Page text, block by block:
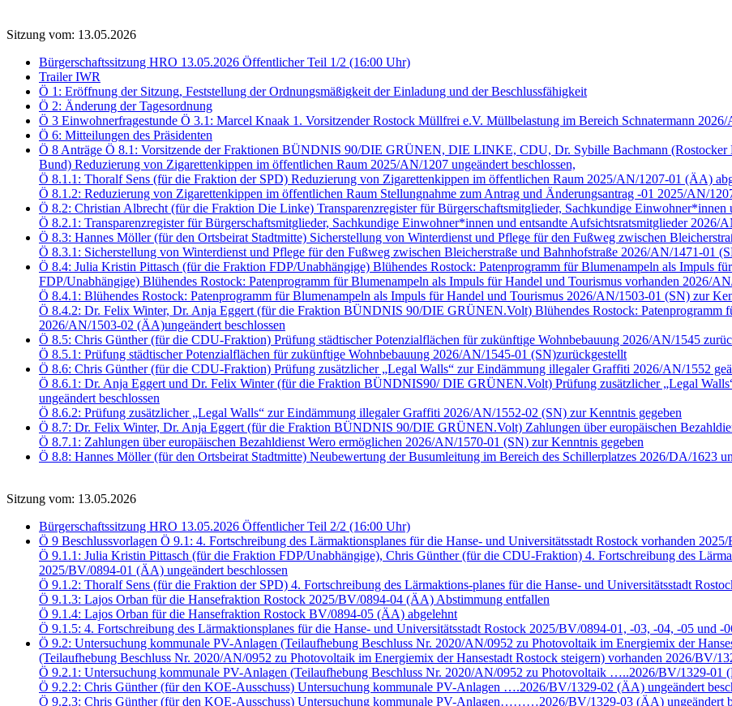
Sitzung vom: 13.05.2026
Bürgerschaftssitzung HRO 13.05.2026 Öffentlicher Teil 1/2 (16:00 Uhr)
Trailer IWR
Ö 1: Eröffnung der Sitzung, Feststellung der Ordnungsmäßigkeit der Einladung und der Beschlussfähigkeit
Ö 2: Änderung der Tagesordnung
Ö 3 Einwohnerfragestunde Ö 3.1: Marcel Knaak 1. Vorsitzender Rostock Müllfrei e.V. Müllbelastung im Bereich Schnatermann
Ö 6: Mitteilungen des Präsidenten
Ö 8 Anträge Ö 8.1: Vorsitzende der Fraktionen BÜNDNIS 90/DIE GRÜNEN, DIE LINKE, CDU, Dr. Sybille Bachmann (Rostocker
Bund) Reduzierung von Zigarettenkippen im öffentlichen Raum 2025/AN/1207 ungeändert beschlossen,
Ö 8.1.1: Thoralf Sens (für die Fraktion der SPD) Reduzierung von Zigarettenkippen im öffentlichen Raum 2025/AN/1207-01 (ÄA)
Ö 8.1.2: Reduzierung von Zigarettenkippen im öffentlichen Raum Stellungnahme zum Antrag und Änderungsantrag -01 2025/AN/
Ö 8.2: Christian Albrecht (für die Fraktion Die Linke) Transparenzregister für Bürgerschaftsmitglieder, Sachkundige
Ö 8.2.1: Transparenzregister für Bürgerschaftsmitglieder, Sachkundige Einwohner*innen und entsandte Aufsichtsratsmitglieder 2026/
Ö 8.3: Hannes Möller (für den Ortsbeirat Stadtmitte) Sicherstellung von Winterdienst und Pflege für den Fußweg zwischen
Ö 8.3.1: Sicherstellung von Winterdienst und Pflege für den Fußweg zwischen Bleicherstraße und Bahnhofstraße 2026/AN/1471-01
Ö 8.4: Julia Kristin Pittasch (für die Fraktion FDP/Unabhängige) Blühendes Rostock: Patenprogramm für Blumenampeln als Impuls
FDP/Unabhängige) Blühendes Rostock: Patenprogramm für Blumenampeln als Impuls für Handel und Tourismus vorhanden 2026/
Ö 8.4.1: Blühendes Rostock: Patenprogramm für Blumenampeln als Impuls für Handel und Tourismus 2026/AN/1503-01 (SN) zur
Ö 8.4.2: Dr. Felix Winter, Dr. Anja Eggert (für die Fraktion BÜNDNIS 90/DIE GRÜNEN.Volt) Blühendes Rostock: Patenprogramm
2026/AN/1503-02 (ÄA)ungeändert beschlossen
Ö 8.5: Chris Günther (für die CDU-Fraktion) Prüfung städtischer Potenzialflächen für zukünftige Wohnbebauung 2026/AN/1545
Ö 8.5.1: Prüfung städtischer Potenzialflächen für zukünftige Wohnbebauung 2026/AN/1545-01 (SN)zurückgestellt
Ö 8.6: Chris Günther (für die CDU-Fraktion) Prüfung zusätzlicher „Legal Walls“ zur Eindämmung illegaler Graffiti 2026/AN/1552
Ö 8.6.1: Dr. Anja Eggert und Dr. Felix Winter (für die Fraktion BÜNDNIS90/ DIE GRÜNEN.Volt) Prüfung zusätzlicher „Legal
ungeändert beschlossen
Ö 8.6.2: Prüfung zusätzlicher „Legal Walls“ zur Eindämmung illegaler Graffiti 2026/AN/1552-02 (SN) zur Kenntnis gegeben
Ö 8.7: Dr. Felix Winter, Dr. Anja Eggert (für die Fraktion BÜNDNIS 90/DIE GRÜNEN.Volt) Zahlungen über europäischen
Ö 8.7.1: Zahlungen über europäischen Bezahldienst Wero ermöglichen 2026/AN/1570-01 (SN) zur Kenntnis gegeben
Ö 8.8: Hannes Möller (für den Ortsbeirat Stadtmitte) Neubewertung der Busumleitung im Bereich des Schillerplatzes 2026/DA/1623
Sitzung vom: 13.05.2026
Bürgerschaftssitzung HRO 13.05.2026 Öffentlicher Teil 2/2 (16:00 Uhr)
Ö 9 Beschlussvorlagen Ö 9.1: 4. Fortschreibung des Lärmaktionsplanes für die Hanse- und Universitätsstadt Rostock vorhanden
Ö 9.1.1: Julia Kristin Pittasch (für die Fraktion FDP/Unabhängige), Chris Günther (für die CDU-Fraktion) 4. Fortschreibung des
2025/BV/0894-01 (ÄA) ungeändert beschlossen
Ö 9.1.2: Thoralf Sens (für die Fraktion der SPD) 4. Fortschreibung des Lärmaktions-planes für die Hanse- und Universitätsstadt
Ö 9.1.3: Lajos Orban für die Hansefraktion Rostock 2025/BV/0894-04 (ÄA) Abstimmung entfallen
Ö 9.1.4: Lajos Orban für die Hansefraktion Rostock BV/0894-05 (ÄA) abgelehnt
Ö 9.1.5: 4. Fortschreibung des Lärmaktionsplanes für die Hanse- und Universitätsstadt Rostock 2025/BV/0894-01, -03, -04, -05 und
Ö 9.2: Untersuchung kommunale PV-Anlagen (Teilaufhebung Beschluss Nr. 2020/AN/0952 zu Photovoltaik im Energiemix der
(Teilaufhebung Beschluss Nr. 2020/AN/0952 zu Photovoltaik im Energiemix der Hansestadt Rostock steigern) vorhanden 2026/BV/
Ö 9.2.1: Untersuchung kommunale PV-Anlagen (Teilaufhebung Beschluss Nr. 2020/AN/0952 zu Photovoltaik …..2026/BV/1329-01
Ö 9.2.2: Chris Günther (für den KOE-Ausschuss) Untersuchung kommunale PV-Anlagen ….2026/BV/1329-02 (ÄA) ungeändert
Ö 9.2.3: Chris Günther (für den KOE-Ausschuss) Untersuchung kommunale PV-Anlagen………2026/BV/1329-03 (ÄA) ungeändert